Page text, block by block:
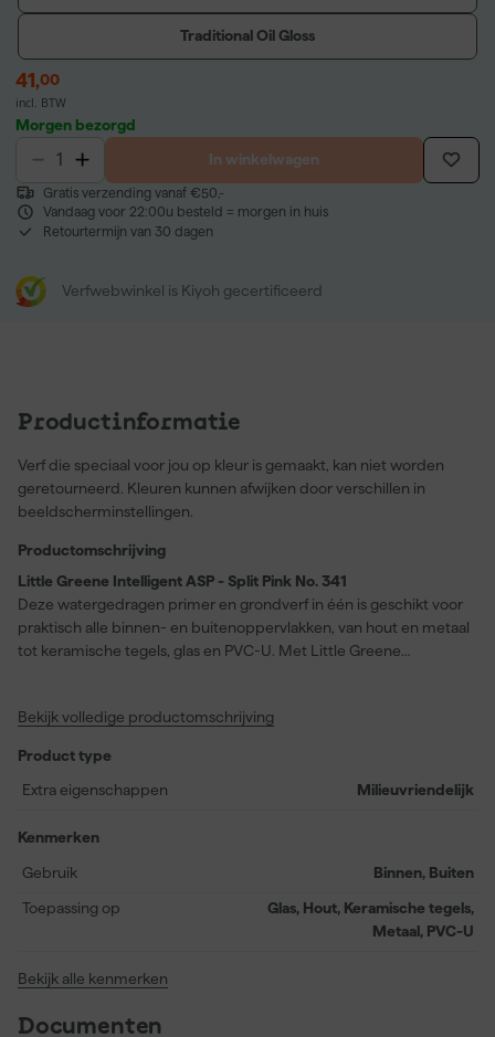
Traditional Oil Gloss
41,00
incl. BTW
Morgen bezorgd
In winkelwagen
Gratis verzending vanaf €50,-
Vandaag voor 22:00u besteld = morgen in huis
Retourtermijn van 30 dagen
Verfwebwinkel is Kiyoh gecertificeerd
Productinformatie
Verf die speciaal voor jou op kleur is gemaakt, kan niet worden
geretourneerd. Kleuren kunnen afwijken door verschillen in
beeldscherminstellingen.
Productomschrijving
Little Greene Intelligent ASP - Split Pink No. 341
Deze watergedragen primer en grondverf in één is geschikt voor
praktisch alle binnen- en buitenoppervlakken, van hout en metaal
tot keramische tegels, glas en PVC-U. Met Little Greene
uur, waardoor je vlot door kunt werken. De matte afwerking
afwerkingen, ongeacht het uiteindelijke materiaal dat je gaat
schilderen. De kleur Split Pink No. 341 zorgt ervoor dat je
invloed op het eindresultaat. Je kunt rekenen op een rendement
als buiten.
Bekijk volledige productomschrijving
Product type
Extra eigenschappen
Milieuvriendelijk
Kenmerken
Gebruik
Binnen, Buiten
Toepassing op
Glas, Hout, Keramische tegels,
Metaal, PVC-U
Bekijk alle kenmerken
Documenten